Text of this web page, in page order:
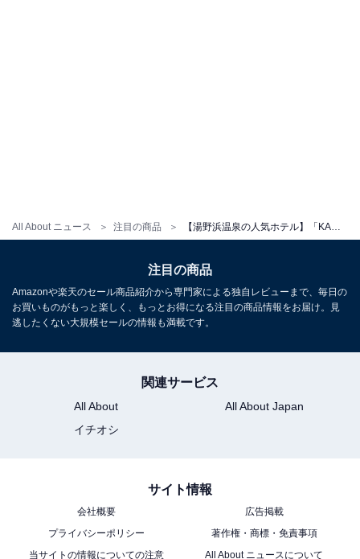
All About ニュース 注目の商品
※掲載されている情報は記事公開時のものです。あらか
また、記事中の宿泊プランを予約すると、売上の一部が
オールアバウトに還元されることがあります。
こちらもおすすめ
【かみのやま温泉の人気ホテル】「日本の宿 古
窯」が選ばれる理由
注目の商品
Amazonや楽天のセール商品紹介から専門家による独自レビューまで、毎日の
お買いものがもっと楽しく、もっとお得になる注目の商品情報をお届け。見
逃したくない大規模セールの情報も満載です。
関連サービス
All About
All About Japan
イチオシ
サイト情報
会社概要
広告掲載
プライバシーポリシー
著作権・商標・免責事項
当サイトの情報についての注意
All About ニュースについて